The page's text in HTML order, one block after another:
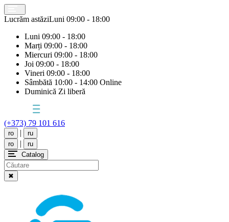
Lucrăm astăziLuni 09:00 - 18:00
Luni 09:00 - 18:00
Marți 09:00 - 18:00
Miercuri 09:00 - 18:00
Joi 09:00 - 18:00
Vineri 09:00 - 18:00
Sâmbătă 10:00 - 14:00 Online
Duminică Zi liberă
(+373) 79 101 616
ro |
ru
ro
|
ru
Catalog
✖